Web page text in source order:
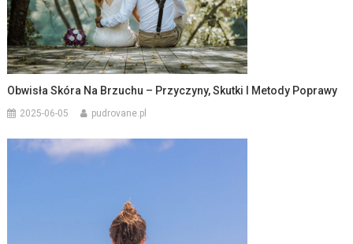
Obwisła Skóra Na Brzuchu – Przyczyny, Skutki I Metody Poprawy
2025-06-05 pudrovane.pl